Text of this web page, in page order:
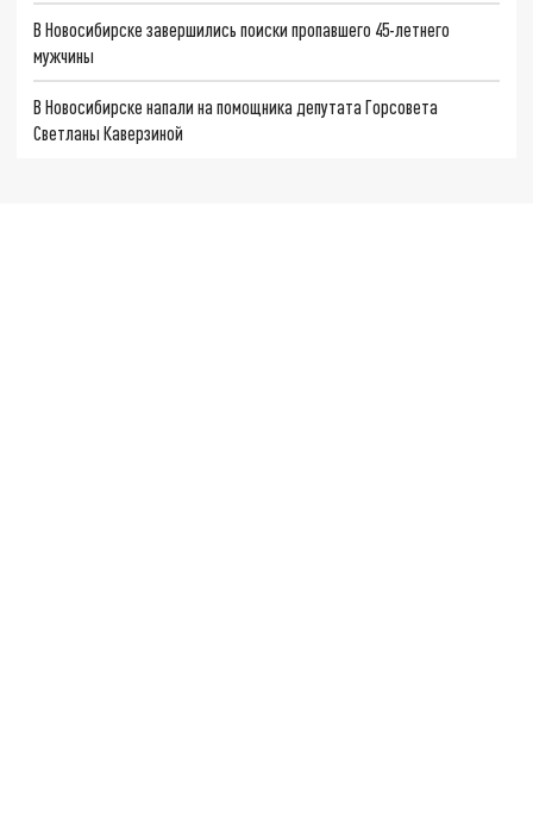
В Новосибирске завершились поиски пропавшего 45-летнего
мужчины
В Новосибирске напали на помощника депутата Горсовета
Светланы Каверзиной